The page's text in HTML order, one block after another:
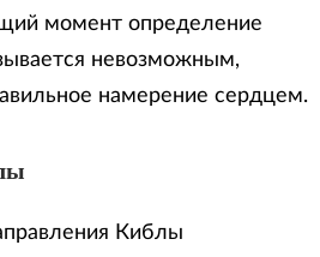
момент определение
невозможным,
намерение сердцем.
Киблы